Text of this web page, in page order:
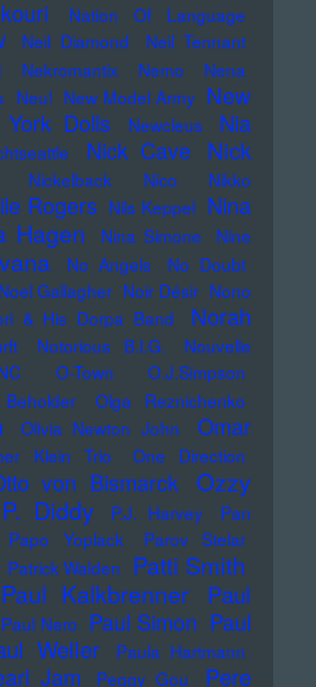
Nation Of Language
Neil Diamond Neil Tennant
Nekromantix Nemo
Nena
Neu! New Model Army New
York Dolls Newcleus
Nia
Nick Cave
Nick
Nickelback Nico
Nikko
Rogers Nils Keppel Nina
Hagen Nina Simone
Nine
No Angels
No Doubt
Noel Gallagher Noir Désir Nono
& His Dorpa Band
Norah
Notorious B.I.G.
Nouvelle
O-Town O.J.Simpson
Olga Reznichenko
Olivia Newton John
Omar
Klein Trio
One Direction
von Bismarck Ozzy
P. Diddy P.J. Harvey
Pan
Papo Yoplack
Parov Stelar
Patrick Walden Patti Smith
Paul Kalkbrenner
Paul
Paul Nero Paul Simon Paul
Weller Paula Hartmann
Jam Peggy Gou Pere